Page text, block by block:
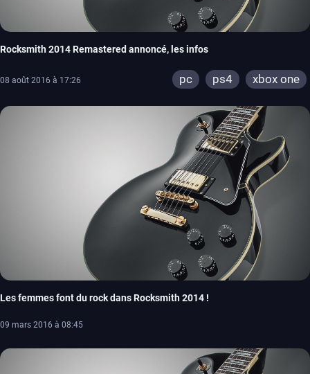
Rocksmith 2014 Remastered annoncé, les infos
08 août 2016 à 17:26 pc ps4 xbox one
Les femmes font du rock dans Rocksmith 2014 !
09 mars 2016 à 08:45